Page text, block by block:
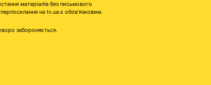
матеріалів без письмового
на tv.ua є обов'язковим.
забороняється.